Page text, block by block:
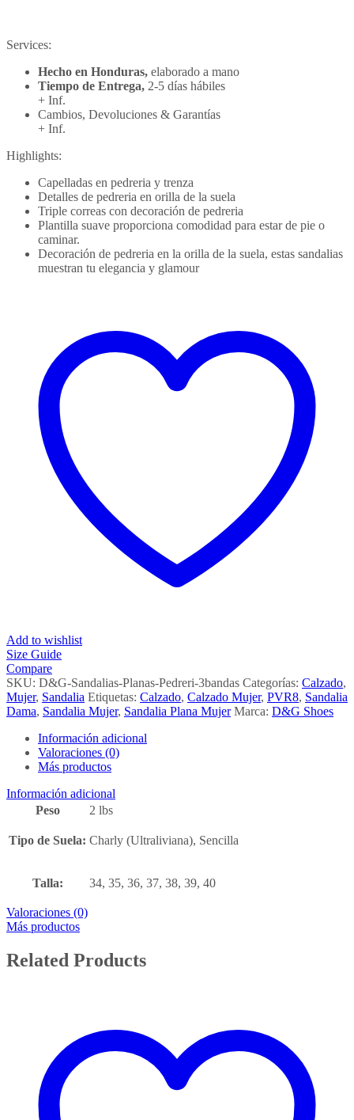
Services:
Hecho en Honduras, elaborado a mano
Tiempo de Entrega, 2-5 días hábiles
+ Inf.
Cambios, Devoluciones & Garantías
+ Inf.
Highlights:
Capelladas en pedreria y trenza
Detalles de pedreria en orilla de la suela
Triple correas con decoración de pedreria
Plantilla suave proporciona comodidad para estar de pie o
caminar.
Decoración de pedreria en la orilla de la suela, estas sandalias
muestran tu elegancia y glamour
Add to wishlist
Size Guide
Compare
SKU: D&G-Sandalias-Planas-Pedreri-3bandas Categorías: Calzado,
Mujer, Sandalia Etiquetas: Calzado, Calzado Mujer, PVR8, Sandalia
Dama, Sandalia Mujer, Sandalia Plana Mujer Marca: D&G Shoes
Información adicional
Valoraciones (0)
Más productos
Información adicional
Peso
2 lbs
Tipo de Suela: Charly (Ultraliviana), Sencilla
Talla: 34, 35, 36, 37, 38, 39, 40
Valoraciones (0)
Más productos
Related Products